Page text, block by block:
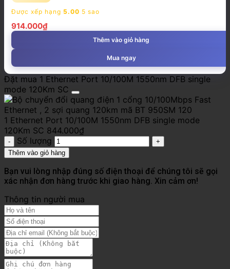
Được xếp hạng 5.00 5 sao
914.000₫
Thêm vào giỏ hàng
Mua ngay
Đặt mua 1 Ethernet Port 10/100M 1550nm DFB single
mode 120Km SC
1 Ethernet Port 10/100M 1550nm DFB single mode
120Km SC 844.000₫
Số lượng
Thêm vào giỏ hàng
Bạn vui lòng nhập đúng số điện thoại để chúng tôi sẽ gọi
xác nhận đơn hàng trước khi giao hàng. Xin cảm ơn!
Thông tin người mua